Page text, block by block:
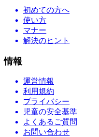
初めての方へ
使い方
マナー
解決のヒント
情報
運営情報
利用規約
プライバシー
児童の安全基準
よくあるご質問
お問い合わせ